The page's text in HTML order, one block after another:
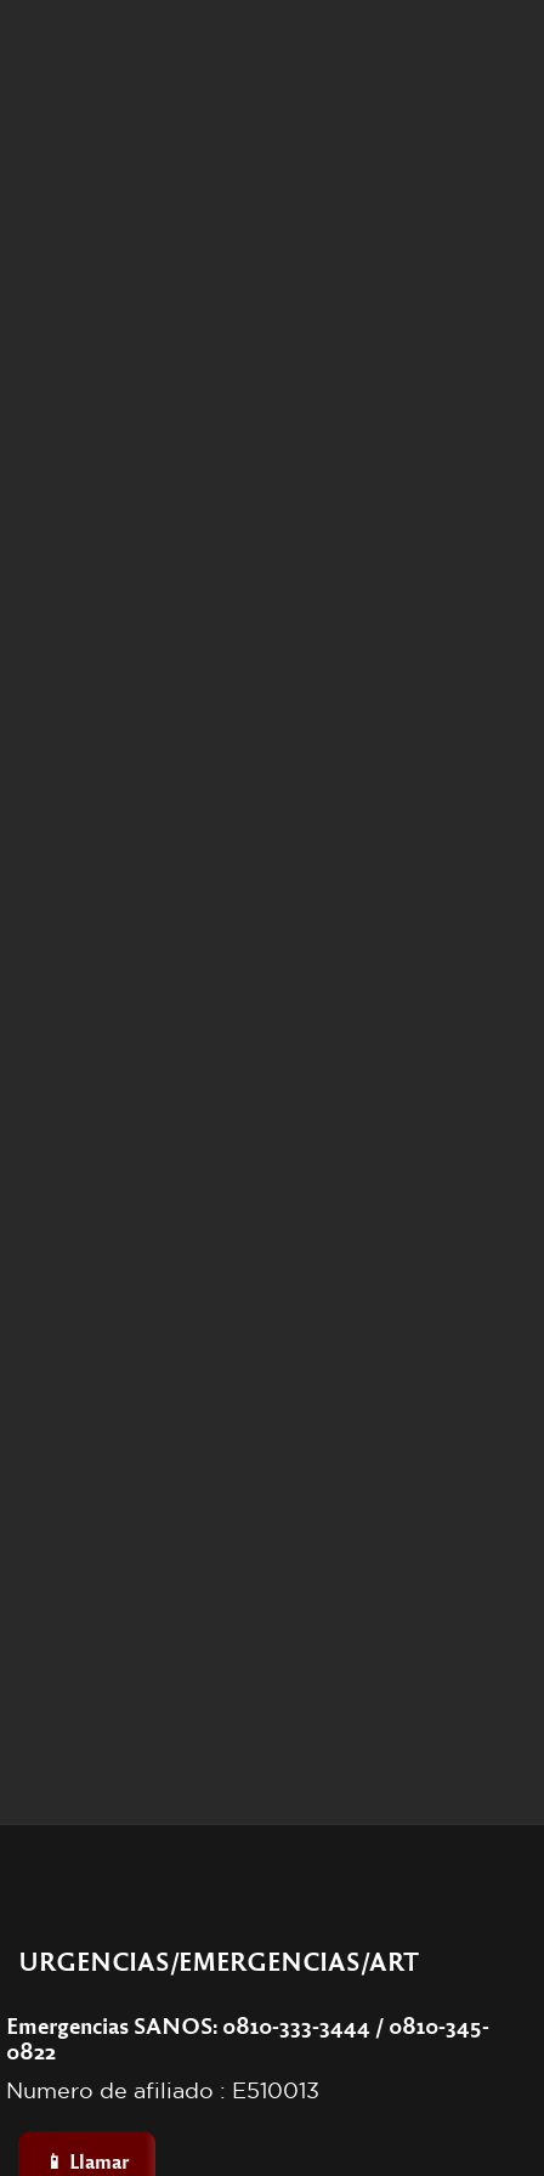
URGENCIAS/EMERGENCIAS/ART
Emergencias SANOS: 0810-333-3444 / 0810-345-
0822
Numero de afiliado : E510013
📱 Llamar